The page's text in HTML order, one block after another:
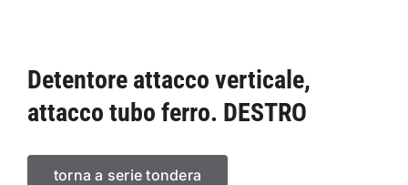
Detentore attacco verticale,
attacco tubo ferro. DESTRO
torna a serie tondera